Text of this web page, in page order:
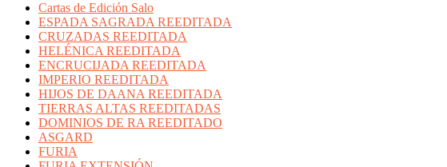
Cartas de Edición Salo
ESPADA SAGRADA REEDITADA
CRUZADAS REEDITADA
HELÉNICA REEDITADA
ENCRUCIJADA REEDITADA
IMPERIO REEDITADA
HIJOS DE DAANA REEDITADA
TIERRAS ALTAS REEDITADAS
DOMINIOS DE RA REEDITADO
ASGARD
FURIA